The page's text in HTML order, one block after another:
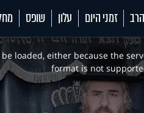
זמני היום עלון שופס
loaded, either because the
format is not